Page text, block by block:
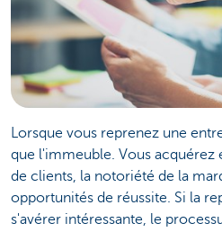
Lorsque vous reprenez une
que l'immeuble. Vous
de clients, la notoriété de la
opportunités de réussite. Si la
s'avérer intéressante, le